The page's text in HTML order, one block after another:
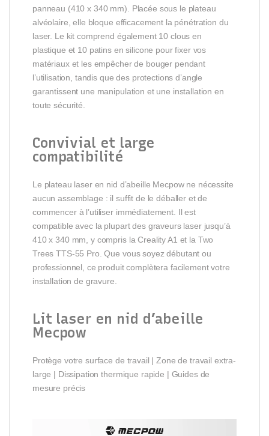
panneau (410 x 340 mm). Placée sous le plateau
alvéolaire, elle bloque efficacement la pénétration du
laser. Le kit comprend également 10 clous en
plastique et 10 patins en silicone pour fixer vos
matériaux et les empêcher de bouger pendant
l’utilisation, tandis que des protections d’angle
garantissent une manipulation et une installation en
toute sécurité.
Convivial et large
compatibilité
Le plateau laser en nid d’abeille Mecpow ne nécessite
aucun assemblage : il suffit de le déballer et de
commencer à l’utiliser immédiatement. Il est
compatible avec la plupart des graveurs laser jusqu’à
410 x 340 mm, y compris la Creality A1 et la Two
Trees TTS-55 Pro. Que vous soyez débutant ou
professionnel, ce produit complètera facilement votre
installation de gravure.
Lit laser en nid d’abeille
Mecpow
Protège votre surface de travail | Zone de travail extra-
large | Dissipation thermique rapide | Guides de
mesure précis